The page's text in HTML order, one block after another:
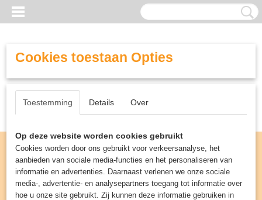
Cookies toestaan Opties
Toestemming Details Over
Op deze website worden cookies gebruikt
Cookies worden door ons gebruikt voor verkeersanalyse, het
aanbieden van sociale media-functies en het personaliseren van
informatie en advertenties. Daarnaast verlenen we onze sociale
media-, advertentie- en analysepartners toegang tot informatie over
hoe u onze site gebruikt. Zij kunnen deze informatie gebruiken in